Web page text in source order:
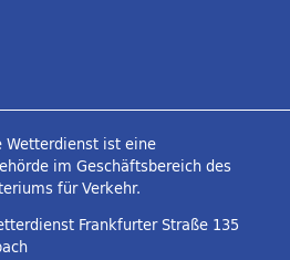
Wetterdienst ist eine
im Geschäftsbereich des
für Verkehr.
Frankfurter Straße 135